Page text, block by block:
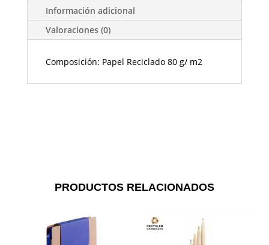
Información adicional
Valoraciones (0)
Composición: Papel Reciclado 80 g/ m2
PRODUCTOS RELACIONADOS